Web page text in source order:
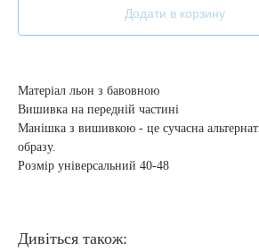
Додати в корзину
Матеріал льон з бавовною
Вишивка на передній частині
Манішка з вишивкою - це сучасна
образу.
Розмір універсальний 40-48
Дивіться також: